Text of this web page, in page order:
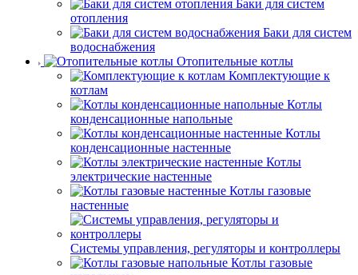
Баки для систем
отопления
Баки для систем
водоснабжения
Отопительные котлы
Комплектующие к
котлам
Котлы
конденсационные напольные
Котлы
конденсационные настенные
Котлы
электрические настенные
Котлы газовые
настенные
Системы управления, регуляторы и контроллеры
Котлы газовые